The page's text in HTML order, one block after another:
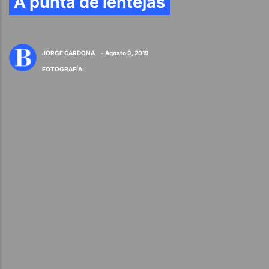
JORGE CARDONA - Agosto 9, 2019
FOTOGRAFÍA: